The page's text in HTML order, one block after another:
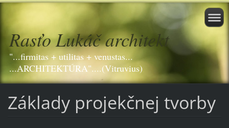
Rasťo Lukáč architekt
"...firmitas + utilitas + venustas...
...ARCHITEKTÚRA"....(Vitruvius)
Základy projekčnej tvorby